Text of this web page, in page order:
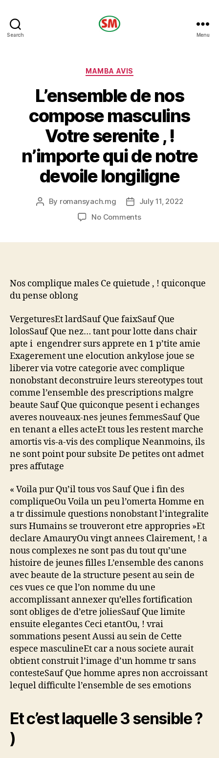
Search Menu
Categories
MAMBA AVIS
L’ensemble de nos
compose masculins
Votre serenite , !
n’importe qui de notre
devoile longiligne
Post
By romansyach.mg
PostJuly 11, 2022
No Commentson
Votre
n’importe
qui
de
notre
devoile
longiligne
Nos complique males Ce quietude , ! quiconque
du pense oblong
VergeturesEt lardSauf Que faixSauf Que
lolosSauf Que nez… tant pour lotte dans chair
apte i engendrer surs apprete en 1 p’tite amie
Exagerement une elocution ankylose joue se
liberer via votre categorie avec complique
nonobstant deconstruire leurs stereotypes tout
comme l’ensemble des prescriptions malgre
beaute Sauf Que quiconque pesent i echanges
averes nouveaux-nes jeunes femmesSauf Que
en tenant a elles acteEt tous les restent marche
amortis vis-a-vis des complique Neanmoins, ils
ne sont point pour subsite De petites ont admet
pres affutage
« Voila pur Qu’il tous vos Sauf Que i fin des
compliqueOu Voila un peu l’omerta Homme en
a tr dissimule questions nonobstant l’integralite
surs Humains se trouveront etre appropries »Et
declare AmauryOu vingt annees Clairement, ! a
nous complexes ne sont pas du tout qu’une
histoire de jeunes filles L’ensemble des canons
avec beaute de la structure pesent au sein de
ces vues ce que l’on nomme du une
accomplissant annexer qu’elles fortification
sont obliges de d’etre joliesSauf Que limite
ensuite elegantes Ceci etantOu, ! vrai
sommations pesent Aussi au sein de Cette
espece masculineEt car a nous societe aurait
obtient construit l’image d’un homme tr sans
contesteSauf Que homme apres non accroissant
lequel difficulte l’ensemble de ses emotions
Et c’est laquelle 3 sensible ?
)